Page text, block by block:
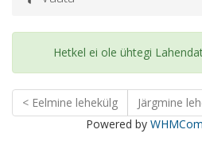
Hetkel ei ole ühtegi
< Eelmine lehekülg
Järgmine
Powered by